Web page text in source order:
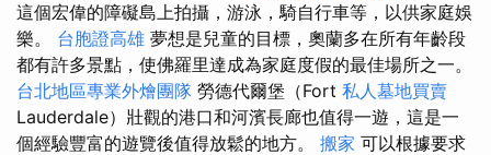
這個宏偉的障礙島上拍攝，游泳，騎自行車等，以供家庭娛
樂。 台胞證高雄 夢想是兒童的目標，奧蘭多在所有年齡段
都有許多景點，使佛羅里達成為家庭度假的最佳場所之一。
台北地區專業外燴團隊 勞德代爾堡（Fort 私人墓地買賣
Lauderdale）壯觀的港口和河濱長廊也值得一遊，這是一
個經驗豐富的遊覽後值得放鬆的地方。 搬家 可以根據要求